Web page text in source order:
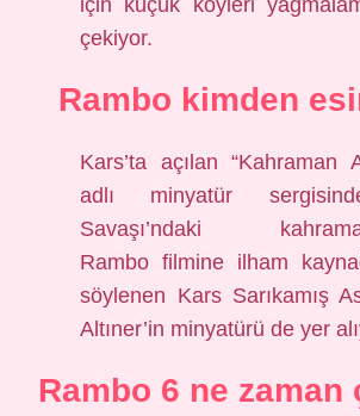
için küçük köyleri
çekiyor.
Rambo kimden
Kars’ta açılan “Kahraman
adlı minyatür
Savaşı’ndaki
Rambo filmine ilham
söylenen Kars Sarıkamış
Altıner’in minyatürü de yer
Rambo 6 ne zaman